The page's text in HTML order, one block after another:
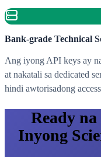
Bank-grade Technical
Ang iyong API keys ay
at nakatali sa dedicated
hindi awtorisadong
Ready
Inyong